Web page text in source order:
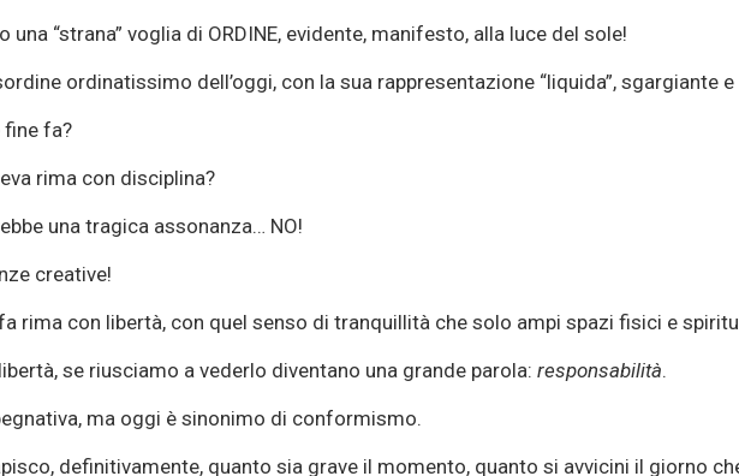
una “strana” voglia di ORDINE, evidente, manifesto, alla luce del sole!
ordinatissimo dell’oggi, con la sua rappresentazione “liquida”, sgargiante
fine fa?
rima con disciplina?
una tragica assonanza… NO!
creative!
rima con libertà, con quel senso di tranquillità che solo ampi spazi fisici e
se riusciamo a vederlo diventano una grande parola:responsabilità.
ma oggi è sinonimo di conformismo.
definitivamente, quanto sia grave il momento, quanto si avvicini il giorno